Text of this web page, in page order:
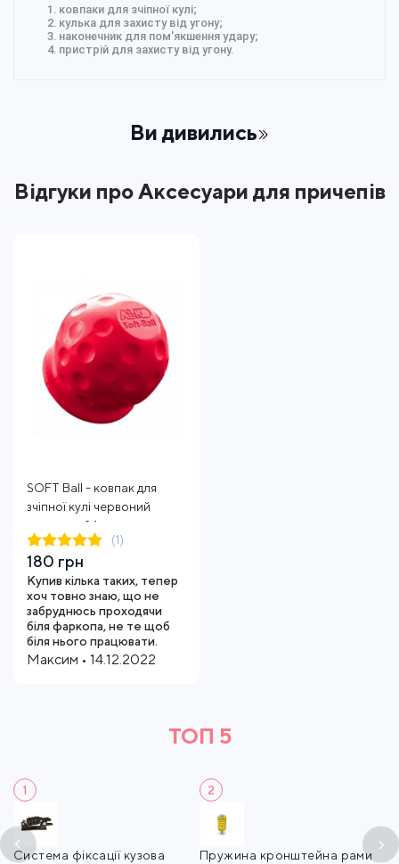
ковпаки для зчіпної кулі;
кулька для захисту від угону;
наконечник для пом'якшення удару;
пристрій для захисту від угону.
Ви дивились
Відгуки про Аксесуари для причепів
SOFT Ball - ковпак для
зчіпної кулі червоний
упаковка 24 шт
(1)
180 грн
Купив кілька таких, тепер
хоч товно знаю, що не
забруднюсь проходячи
біля фаркопа, не те щоб
біля нього працювати.
Максим • 14.12.2022
ТОП 5
1
Система фіксації кузова
2
Пружина кронштейна рами